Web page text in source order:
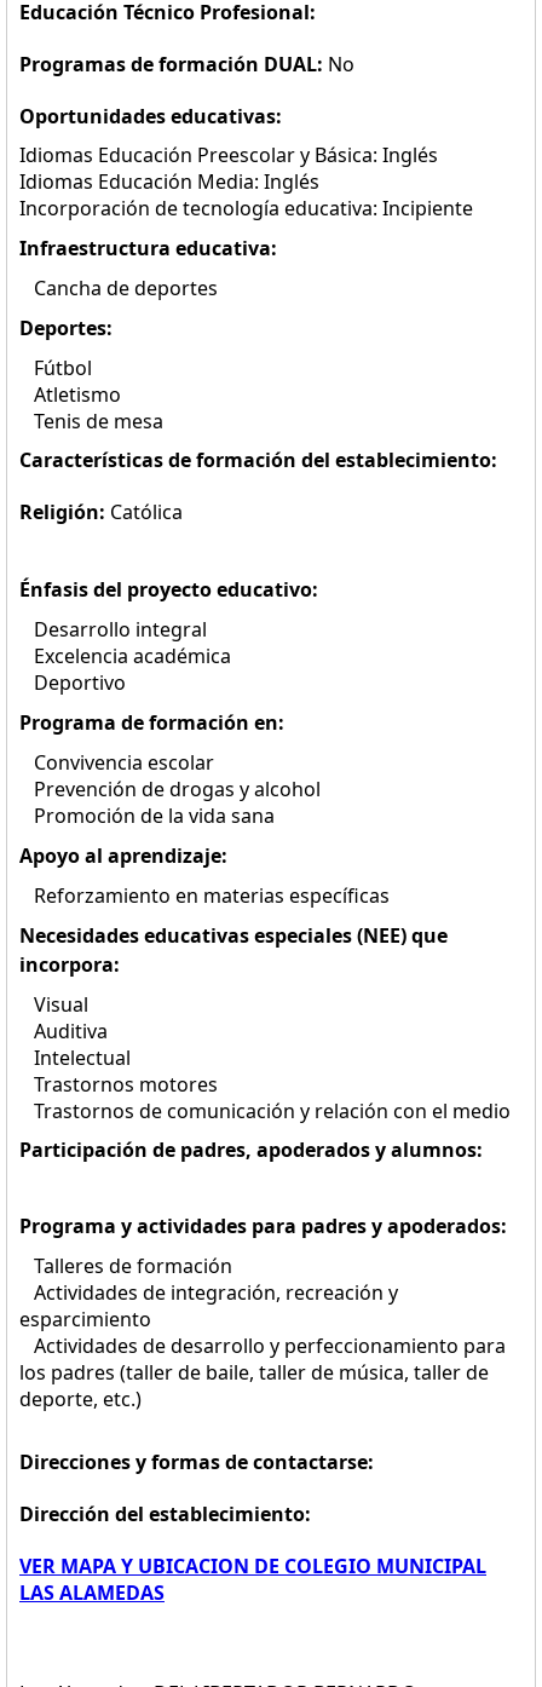
Educación Técnico Profesional:
Programas de formación DUAL: No
Oportunidades educativas:
Idiomas Educación Preescolar y Básica: Inglés
Idiomas Educación Media: Inglés
Incorporación de tecnología educativa: Incipiente
Infraestructura educativa:
Cancha de deportes
Deportes:
Fútbol
Atletismo
Tenis de mesa
Características de formación del establecimiento:
Religión: Católica
Énfasis del proyecto educativo:
Desarrollo integral
Excelencia académica
Deportivo
Programa de formación en:
Convivencia escolar
Prevención de drogas y alcohol
Promoción de la vida sana
Apoyo al aprendizaje:
Reforzamiento en materias específicas
Necesidades educativas especiales (NEE) que
incorpora:
Visual
Auditiva
Intelectual
Trastornos motores
Trastornos de comunicación y relación con el medio
Participación de padres, apoderados y alumnos:
Programa y actividades para padres y apoderados:
Talleres de formación
Actividades de integración, recreación y
esparcimiento
Actividades de desarrollo y perfeccionamiento para
los padres (taller de baile, taller de música, taller de
deporte, etc.)
Direcciones y formas de contactarse:
Dirección del establecimiento:
VER MAPA Y UBICACION DE COLEGIO MUNICIPAL
LAS ALAMEDAS